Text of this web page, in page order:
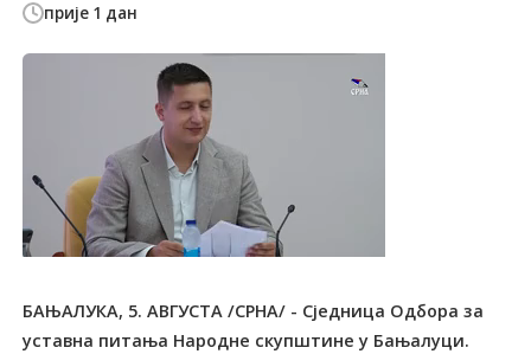
прије 1 дан
БАЊАЛУКА, 5. АВГУСТА /СРНА/ - Сједница Одбора за
уставна питања Народне скупштине у Бањалуци.